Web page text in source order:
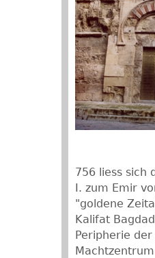
756 liess sich
I. zum Emir
"goldene
Kalifat
Peripherie